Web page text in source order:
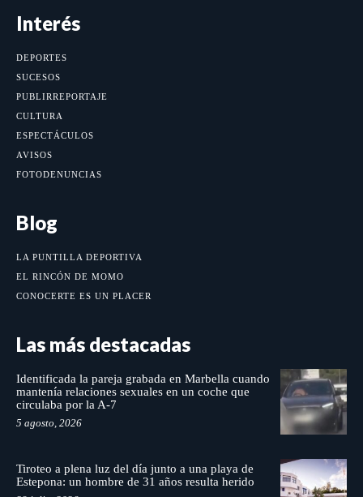
Interés
DEPORTES
SUCESOS
PUBLIRREPORTAJE
CULTURA
ESPECTÁCULOS
AVISOS
FOTODENUNCIAS
Blog
LA PUNTILLA DEPORTIVA
EL RINCÓN DE MOMO
CONOCERTE ES UN PLACER
Las más destacadas
Identificada la pareja grabada en Marbella cuando
mantenía relaciones sexuales en un coche que
circulaba por la A-7
5 agosto, 2026
Tiroteo a plena luz del día junto a una playa de
Estepona: un hombre de 31 años resulta herido